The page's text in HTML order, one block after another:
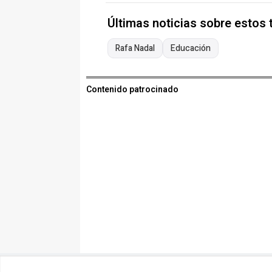
Últimas noticias sobre estos
Rafa Nadal Educación
Contenido patrocinado